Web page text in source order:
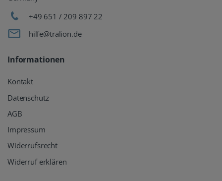
+49 651 / 209 897 22
hilfe@tralion.de
Informationen
Kontakt
Datenschutz
AGB
Impressum
Widerrufsrecht
Widerruf erklären